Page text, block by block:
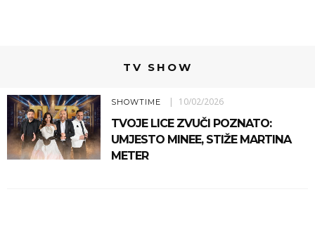
TV SHOW
SHOWTIME 10/02/2026
TVOJE LICE ZVUČI POZNATO:
UMJESTO MINEE, STIŽE MARTINA
METER